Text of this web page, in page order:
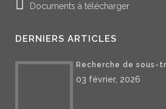
Documents à télécharger
DERNIERS ARTICLES
Recherche de sous-
03 février, 2026